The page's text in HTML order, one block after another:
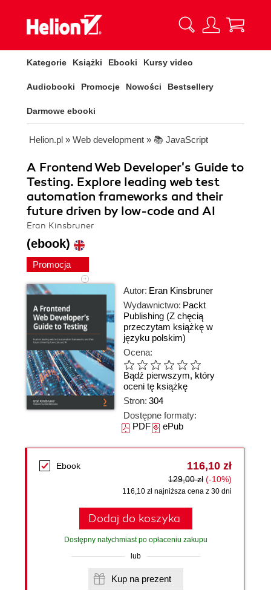
Kategorie Książki Ebooki Kursy video
Audiobooki Promocje Nowości Bestsellery
Darmowe ebooki
Helion.pl » Web development » 📚 JavaScript
A Frontend Web Developer's Guide to
Testing. Explore leading web test
automation frameworks and their
future driven by low-code and AI
Eran Kinsbruner
(ebook)
Promocja
Autor: Eran Kinsbruner
Wydawnictwo: Packt
Publishing (Z chęcią
przeczytam książkę w
języku polskim)
Ocena:
Bądź pierwszym, który
oceni tę książkę
Stron: 304
Dostępne formaty:
PDFePub
Ebook 116,10 zł
129,00 zł (-10%)
116,10 zł najniższa cena z 30 dni
Dodaj do koszyka
Dostępny natychmiast po opłaceniu zakupu
lub
Kup na prezent